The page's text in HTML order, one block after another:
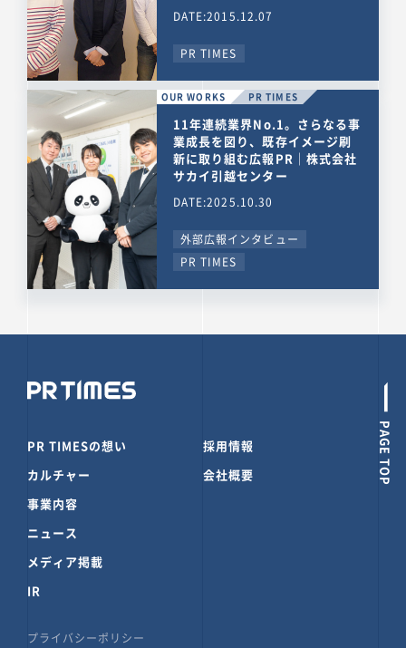
DATE:2015.12.07
PR TIMES
OUR WORKS PR TIMES
11年連続業界No.1。さらなる事
業成長を図り、既存イメージ刷
新に取り組む広報PR｜株式会社
サカイ引越センター
DATE:2025.10.30
外部広報インタビュー
PR TIMES
PAGE TOP
PR TIMESの想い
カルチャー
事業内容
ニュース
メディア掲載
IR
採用情報
会社概要
プライバシーポリシー